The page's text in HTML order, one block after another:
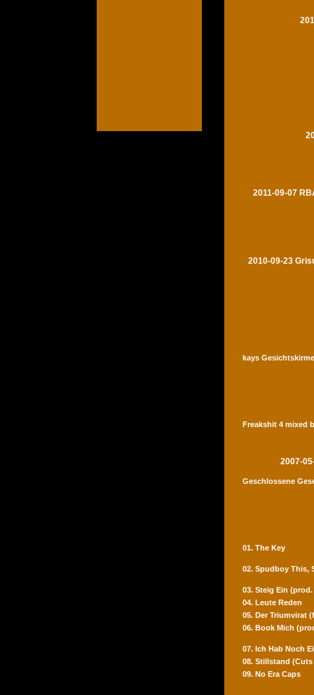
2011-09-07
2010-09-23
kays
Freakshit 4 mixed
2007-
Geschlossene
01. The Key
02. Spudboy This,
03. Steig Ein
04. Leute Reden
05. Der Triumvirat
06. Book Mich
07. Ich Hab Noch
08. Stillstand
09. No Era Caps